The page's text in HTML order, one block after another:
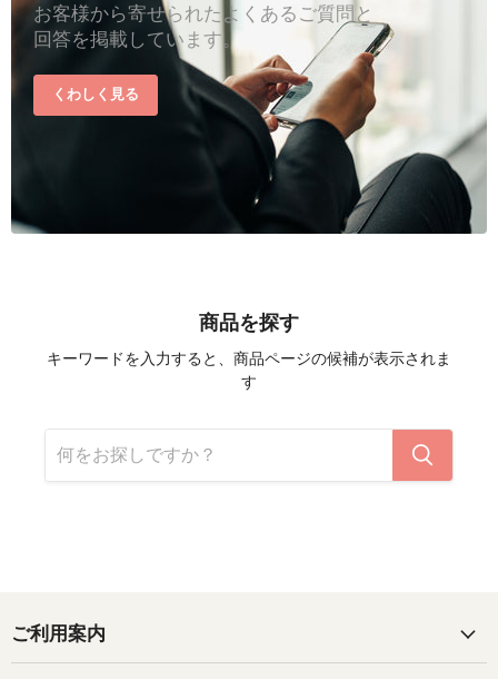
お客様から寄せられたよくあるご質問と
回答を掲載しています。
くわしく見る
商品を探す
キーワードを入力すると、商品ページの候補が表示されま
す
ご利用案内